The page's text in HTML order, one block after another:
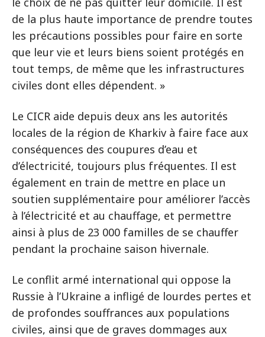
de la plus haute importance de prendre toutes
les précautions possibles pour faire en sorte
que leur vie et leurs biens soient protégés en
tout temps, de même que les infrastructures
civiles dont elles dépendent. »
Le CICR aide depuis deux ans les autorités
locales de la région de Kharkiv à faire face aux
conséquences des coupures d’eau et
d’électricité, toujours plus fréquentes. Il est
également en train de mettre en place un
soutien supplémentaire pour améliorer l’accès
à l’électricité et au chauffage, et permettre
ainsi à plus de 23 000 familles de se chauffer
pendant la prochaine saison hivernale.
Le conflit armé international qui oppose la
Russie à l’Ukraine a infligé de lourdes pertes et
de profondes souffrances aux populations
civiles, ainsi que de graves dommages aux